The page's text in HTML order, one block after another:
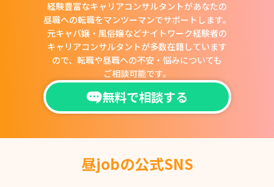
経験豊富なキャリアコンサルタントがあなたの
昼職への転職をマンツーマンでサポートします。
元キャバ嬢・風俗嬢などナイトワーク経験者の
キャリアコンサルタントが多数在籍しています
ので、 転職や昼職への不安・悩みについても
ご相談可能です。
無料で相談する
昼jobの公式SNS